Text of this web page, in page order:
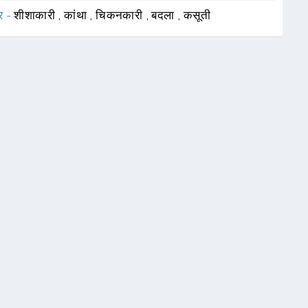
-शीशाकारी ,कांथा ,चिकनकारी ,बदला ,कसूती